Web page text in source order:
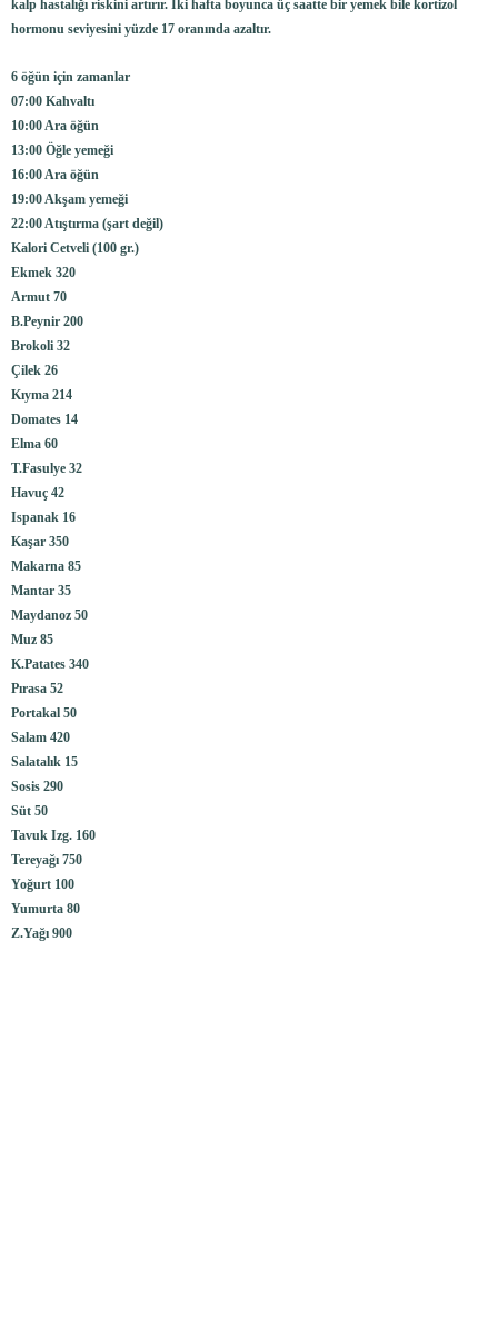
kalp hastalığı riskini artırır. İki hafta boyunca üç saatte bir yemek bile kortizol
hormonu seviyesini yüzde 17 oranında azaltır.
6 öğün için zamanlar
07:00 Kahvaltı
10:00 Ara öğün
13:00 Öğle yemeği
16:00 Ara öğün
19:00 Akşam yemeği
22:00 Atıştırma (şart değil)
Kalori Cetveli (100 gr.)
Ekmek 320
Armut 70
B.Peynir 200
Brokoli 32
Çilek 26
Kıyma 214
Domates 14
Elma 60
T.Fasulye 32
Havuç 42
Ispanak 16
Kaşar 350
Makarna 85
Mantar 35
Maydanoz 50
Muz 85
K.Patates 340
Pırasa 52
Portakal 50
Salam 420
Salatalık 15
Sosis 290
Süt 50
Tavuk Izg. 160
Tereyağı 750
Yoğurt 100
Yumurta 80
Z.Yağı 900